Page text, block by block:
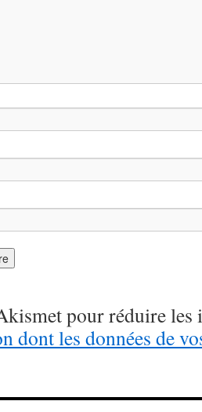
pour réduire les
dont les données de